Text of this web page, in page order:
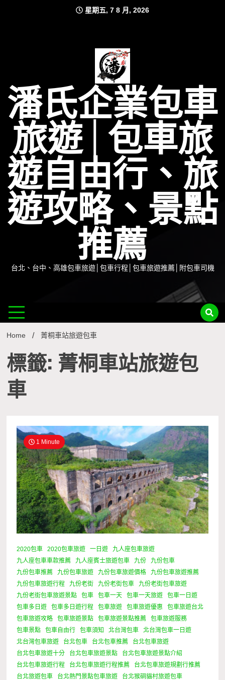
星期五, 7 8 月, 2026
潘氏企業包車
旅遊│包車旅
遊自由行、旅
遊攻略、景點
推薦
台北、台中、高雄包車旅遊│包車行程│包車旅遊推薦│附包車司機
Home 菁桐車站旅遊包車
標籤: 菁桐車站旅遊包
車
1 Minute
2020包車 2020包車旅遊 一日遊
九人座包車旅遊
九人座包車車款推薦
九人座賓士旅遊包車 九份
九份包車
九份包車推薦
九份包車旅遊 九份包車旅遊價格
九份包車旅遊推薦
九份包車旅遊行程
九份老街 九份老街包車
九份老街包車旅遊
九份老街包車旅遊景點
包車 包車一天 包車一天旅遊
包車一日遊
包車多日遊
包車多日遊行程 包車旅遊 包車旅遊優惠
包車旅遊台北
包車旅遊攻略
包車旅遊景點 包車旅遊景點推薦
包車旅遊服務
包車景點
包車自由行 包車須知 北台灣包車
北台灣包車一日遊
北台灣包車旅遊
台北包車 台北包車推薦
台北包車旅遊
台北包車旅遊十分
台北包車旅遊景點
台北包車旅遊景點介紹
台北包車旅遊行程
台北包車旅遊行程推薦
台北包車旅遊規劃行推薦
台北旅遊包車
台北熱門景點包車旅遊
台北猴硐貓村旅遊包車